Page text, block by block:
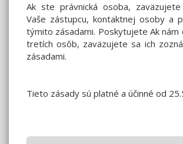
Ak ste právnická osoba,
Vaše zástupcu, kontaktnej osoby a
týmito zásadami. Poskytujete Ak nám
tretích osôb, zaväzujete sa ich
zásadami.
Tieto zásady sú platné a účinné od